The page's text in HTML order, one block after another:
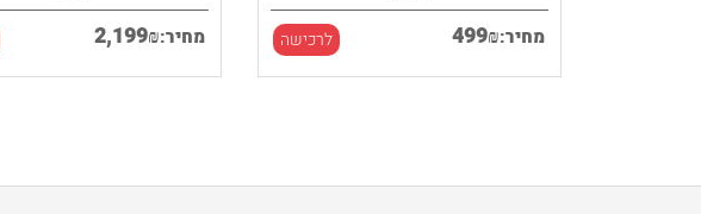
מחיר: 2,199₪ מחיר: 499₪ לרכישה